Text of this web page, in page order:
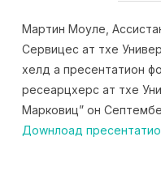
Мартин Моyле,
Сервицес ат тхе
хелд а пресентатион
ресеарцхерс ат тхе
Марковиц” он
Доwнлоад